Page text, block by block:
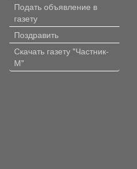
Подать объявление в
газету
Поздравить
Скачать газету "Частник-
М"